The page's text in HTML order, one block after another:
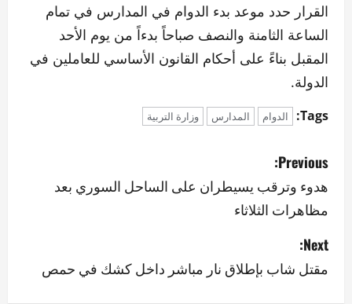
القرار حدد موعد بدء الدوام في المدارس في تمام
الساعة الثامنة والنصف صباحاً بدءاً من يوم الأحد
المقبل بناءً على أحكام القانون الأساسي للعاملين في
الدولة.
Tags: الدوام المدارس وزارة التربية
P
o
s
t
n
Previous:
هدوء وترقب يسيطران على الساحل السوري بعد
مظاهرات الثلاثاء
Next:
مقتل شاب بإطلاق نار مباشر داخل كشك في حمص